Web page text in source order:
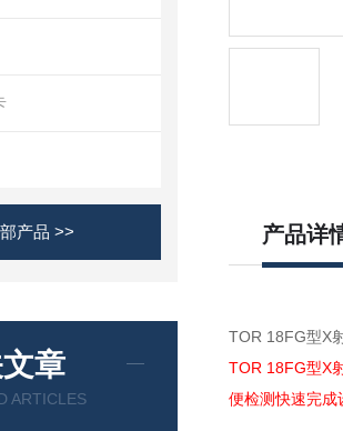
产品 >>
章
ARTICLES
产品详
TOR 18FG型X
TOR 18FG型X
便检测快速完成